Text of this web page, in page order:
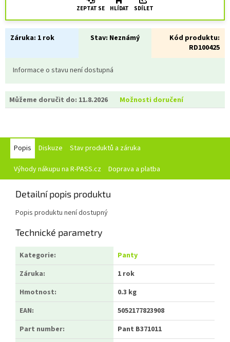
ZEPTAT SE HLÍDAT SDÍLET
Záruka: 1 rok Stav: Neznámý
Kód produktu:
RD100425
Informace o stavu není dostupná
Můžeme doručit do: 11.8.2026 Možnosti doručení
Popis Diskuze Stav produktů a záruka
Výhody nákupu na R-PASS.cz Doprava a platba
Detailní popis produktu
Popis produktu není dostupný
Technické parametry
Kategorie:
Panty
Záruka:
1 rok
Hmotnost:
0.3 kg
EAN:
5052177823908
Part number:
Pant B371011